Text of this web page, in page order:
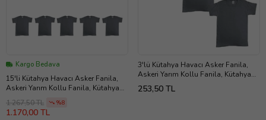
Kargo Bedava
15'li Kütahya Havacı Asker Fanila,
Askeri Yarım Kollu Fanila, Kütahya
Atleti
1.267,50 TL %8
1.170,00 TL
3'lü Kütahya Havacı Asker Fanila,
Askeri Yarım Kollu Fanila, Kütahya
Asker Fanilası, Acemi Bedelli Asker
Atleti
253,50 TL